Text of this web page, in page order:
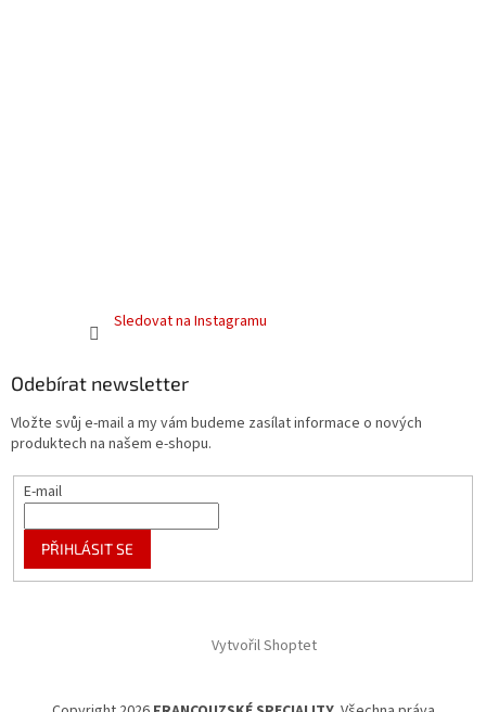
Sledovat na Instagramu
Odebírat newsletter
Vložte svůj e-mail a my vám budeme zasílat informace o nových
produktech na našem e-shopu.
E-mail
PŘIHLÁSIT SE
Vytvořil Shoptet